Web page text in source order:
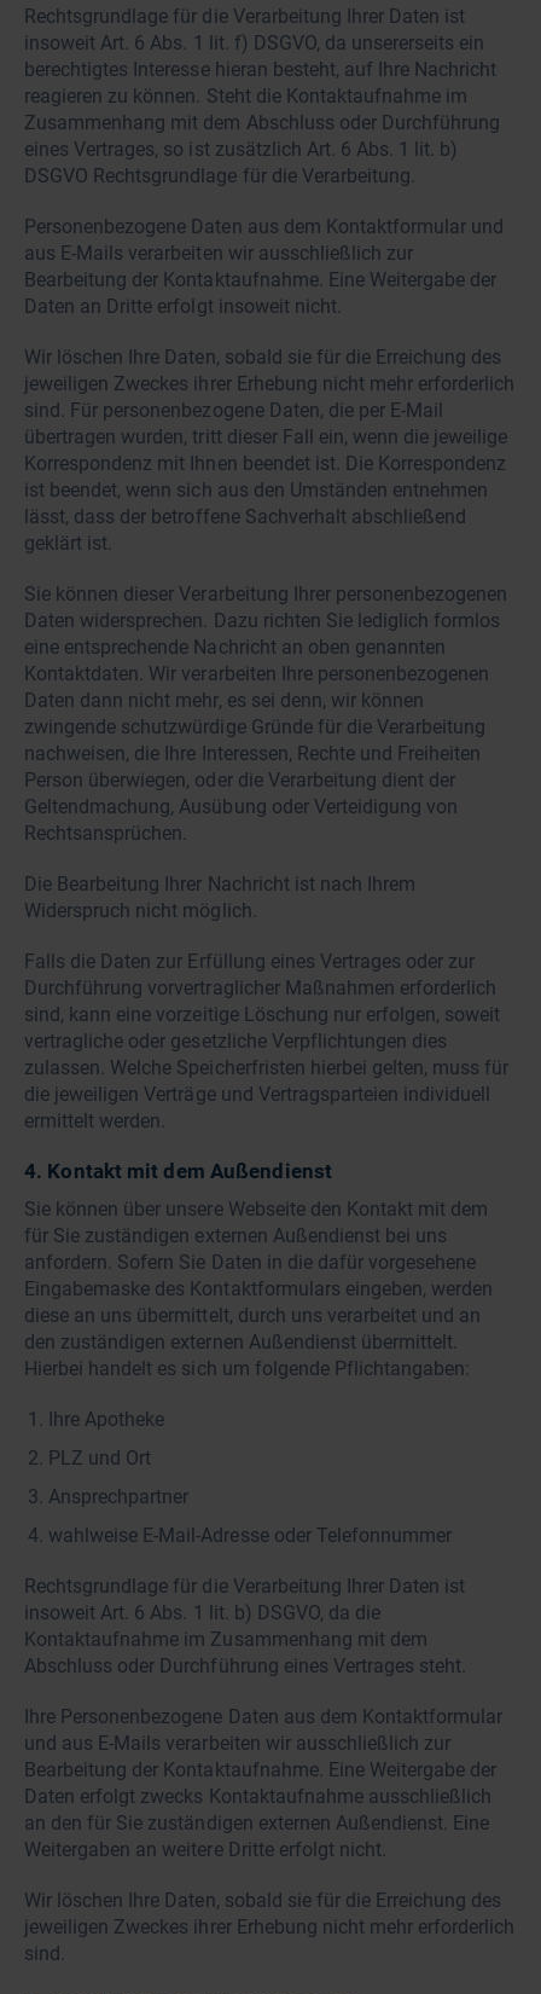
Rechtsgrundlage für die Verarbeitung Ihrer Daten ist
insoweit Art. 6 Abs. 1 lit. f) DSGVO, da unsererseits ein
berechtigtes Interesse hieran besteht, auf Ihre Nachricht
reagieren zu können. Steht die Kontaktaufnahme im
Zusammenhang mit dem Abschluss oder Durchführung
eines Vertrages, so ist zusätzlich Art. 6 Abs. 1 lit. b)
DSGVO Rechtsgrundlage für die Verarbeitung.
Personenbezogene Daten aus dem Kontaktformular und
aus E-Mails verarbeiten wir ausschließlich zur
Bearbeitung der Kontaktaufnahme. Eine Weitergabe der
Daten an Dritte erfolgt insoweit nicht.
Wir löschen Ihre Daten, sobald sie für die Erreichung des
jeweiligen Zweckes ihrer Erhebung nicht mehr erforderlich
sind. Für personenbezogene Daten, die per E-Mail
übertragen wurden, tritt dieser Fall ein, wenn die jeweilige
Korrespondenz mit Ihnen beendet ist. Die Korrespondenz
ist beendet, wenn sich aus den Umständen entnehmen
lässt, dass der betroffene Sachverhalt abschließend
geklärt ist.
Sie können dieser Verarbeitung Ihrer personenbezogenen
Daten widersprechen. Dazu richten Sie lediglich formlos
eine entsprechende Nachricht an oben genannten
Kontaktdaten. Wir verarbeiten Ihre personenbezogenen
Daten dann nicht mehr, es sei denn, wir können
zwingende schutzwürdige Gründe für die Verarbeitung
nachweisen, die Ihre Interessen, Rechte und Freiheiten
Person überwiegen, oder die Verarbeitung dient der
Geltendmachung, Ausübung oder Verteidigung von
Rechtsansprüchen.
Die Bearbeitung Ihrer Nachricht ist nach Ihrem
Widerspruch nicht möglich.
Falls die Daten zur Erfüllung eines Vertrages oder zur
Durchführung vorvertraglicher Maßnahmen erforderlich
sind, kann eine vorzeitige Löschung nur erfolgen, soweit
vertragliche oder gesetzliche Verpflichtungen dies
zulassen. Welche Speicherfristen hierbei gelten, muss für
die jeweiligen Verträge und Vertragsparteien individuell
ermittelt werden.
4. Kontakt mit dem Außendienst
Sie können über unsere Webseite den Kontakt mit dem
für Sie zuständigen externen Außendienst bei uns
anfordern. Sofern Sie Daten in die dafür vorgesehene
Eingabemaske des Kontaktformulars eingeben, werden
diese an uns übermittelt, durch uns verarbeitet und an
den zuständigen externen Außendienst übermittelt.
Hierbei handelt es sich um folgende Pflichtangaben:
Ihre Apotheke
PLZ und Ort
Ansprechpartner
wahlweise E-Mail-Adresse oder Telefonnummer
Rechtsgrundlage für die Verarbeitung Ihrer Daten ist
insoweit Art. 6 Abs. 1 lit. b) DSGVO, da die
Kontaktaufnahme im Zusammenhang mit dem
Abschluss oder Durchführung eines Vertrages steht.
Ihre Personenbezogene Daten aus dem Kontaktformular
und aus E-Mails verarbeiten wir ausschließlich zur
Bearbeitung der Kontaktaufnahme. Eine Weitergabe der
Daten erfolgt zwecks Kontaktaufnahme ausschließlich
an den für Sie zuständigen externen Außendienst. Eine
Weitergaben an weitere Dritte erfolgt nicht.
Wir löschen Ihre Daten, sobald sie für die Erreichung des
jeweiligen Zweckes ihrer Erhebung nicht mehr erforderlich
sind.